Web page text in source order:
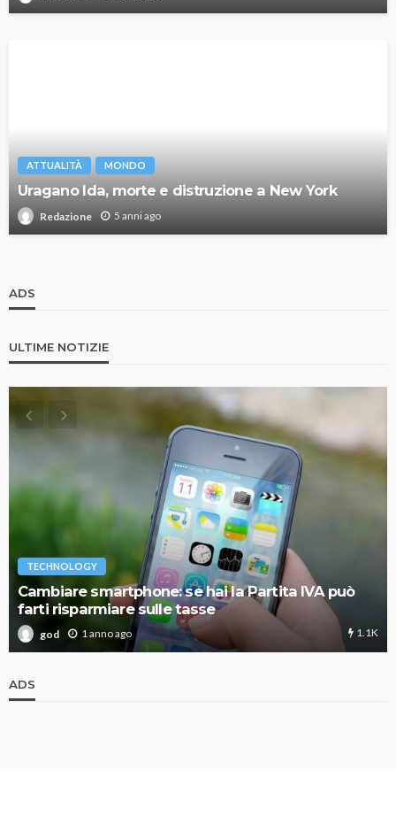
ATTUALITÀ MONDO
Uragano Ida, morte e distruzione a New York
Redazione 5 anni ago
ADS
ULTIME NOTIZIE
TECHNOLOGY
Cambiare smartphone: se hai la Partita IVA può
farti risparmiare sulle tasse
god 1 anno ago 1.1K
ADS